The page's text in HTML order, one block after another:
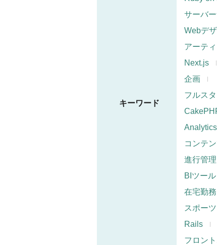
キーワード
サーバ
Webデ
アーティ
Next.js
企画
フルス
Analytics
コンテ
進行管理
BIツール
在宅勤務
スポーツ
Rails
フロン